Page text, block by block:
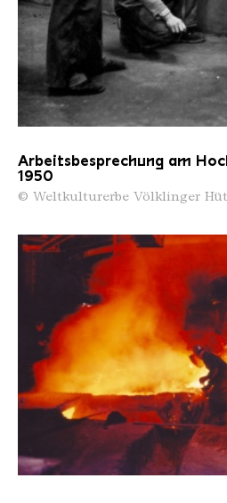
Arbeitsbesprechung am
1950
© Weltkulturerbe Völklinger